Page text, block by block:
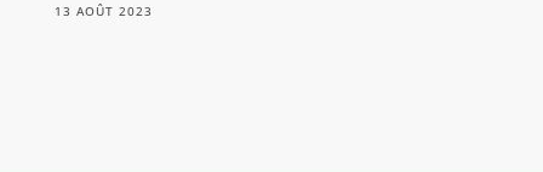
13 AOÛT 2023